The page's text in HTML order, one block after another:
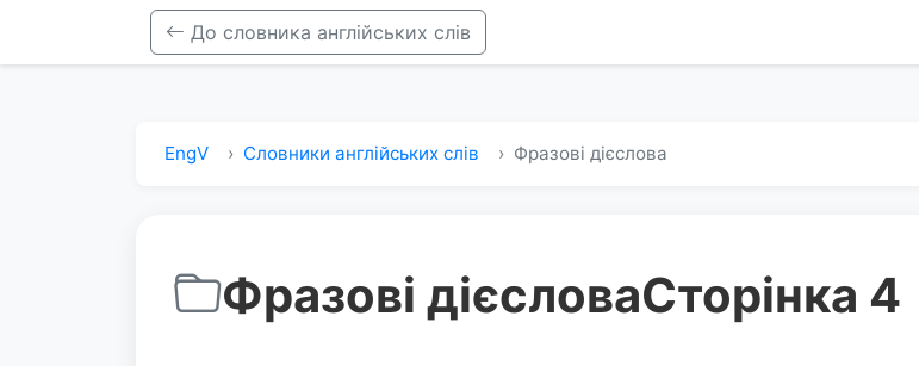
До словника англійських слів
EngV Словники англійських слів Фразові дієслова
Фразові дієсловаСторінка 4